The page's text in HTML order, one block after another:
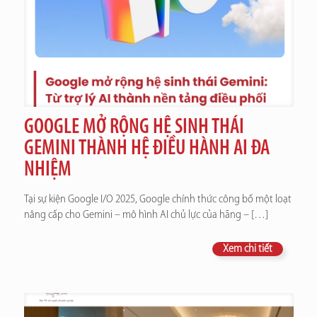
GOOGLE MỞ RỘNG HỆ SINH THÁI
GEMINI THÀNH HỆ ĐIỀU HÀNH AI ĐA
NHIỆM
Tại sự kiện Google I/O 2025, Google chính thức công bố một loạt
nâng cấp cho Gemini – mô hình AI chủ lực của hãng –[…]
Xem chi tiết